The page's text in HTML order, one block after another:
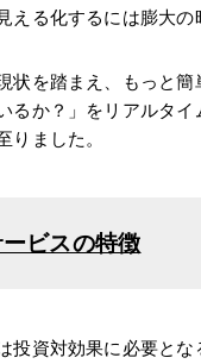
える化するには膨大の
状を踏まえ、もっと
るか？」をリアルタ
りました。
ビスの特徴
投資対効果に必要と